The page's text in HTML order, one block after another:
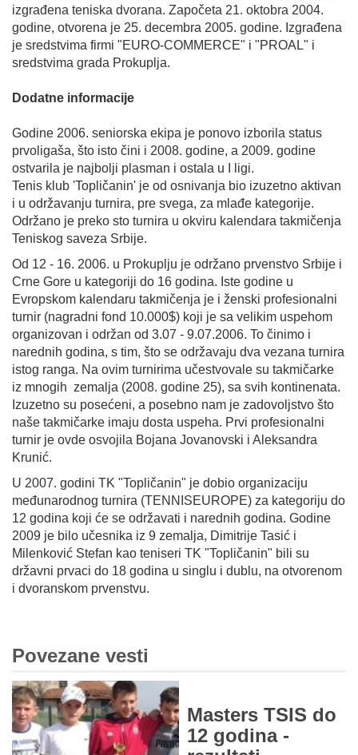
izgrađena teniska dvorana. Započeta 21. oktobra 2004.
godine, otvorena je 25. decembra 2005. godine. Izgrađena
je sredstvima firmi "EURO-COMMERCE" i "PROAL" i
sredstvima grada Prokuplja.
Dodatne informacije
Godine 2006. seniorska ekipa je ponovo izborila status
prvoligaša, što isto čini i 2008. godine, a 2009. godine
ostvarila je najbolji plasman i ostala u I ligi.
Tenis klub 'Topličanin' je od osnivanja bio izuzetno aktivan
i u održavanju turnira, pre svega, za mlađe kategorije.
Održano je preko sto turnira u okviru kalendara takmičenja
Teniskog saveza Srbije.
Od 12 - 16. 2006. u Prokuplju je održano prvenstvo Srbije i
Crne Gore u kategoriji do 16 godina. Iste godine u
Evropskom kalendaru takmičenja je i ženski profesionalni
turnir (nagradni fond 10.000$) koji je sa velikim uspehom
organizovan i održan od 3.07 - 9.07.2006. To činimo i
narednih godina, s tim, što se održavaju dva vezana turnira
istog ranga. Na ovim turnirima učestvovale su takmičarke
iz mnogih zemalja (2008. godine 25), sa svih kontinenata.
Izuzetno su posećeni, a posebno nam je zadovoljstvo što
naše takmičarke imaju dosta uspeha. Prvi profesionalni
turnir je ovde osvojila Bojana Jovanovski i Aleksandra
Krunić.
U 2007. godini TK "Topličanin" je dobio organizaciju
međunarodnog turnira (TENNISEUROPE) za kategoriju do
12 godina koji će se održavati i narednih godina. Godine
2009 je bilo učesnika iz 9 zemalja, Dimitrije Tasić i
Milenković Stefan kao teniseri TK "Topličanin" bili su
državni prvaci do 18 godina u singlu i dublu, na otvorenom
i dvoranskom prvenstvu.
Povezane vesti
Masters TSIS do
12 godina -